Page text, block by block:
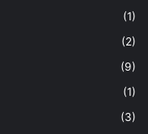
(1)
(2)
(9)
(1)
(3)